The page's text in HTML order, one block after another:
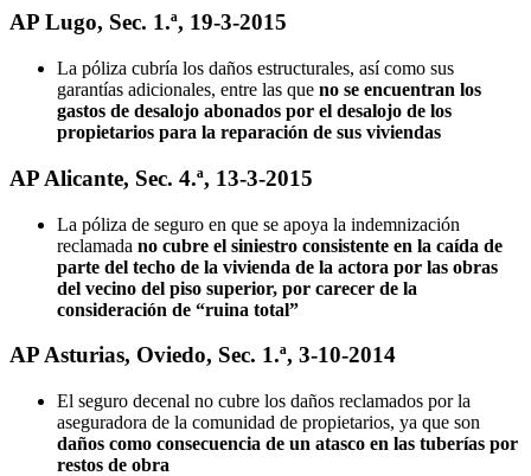
AP Lugo, Sec. 1.ª, 19-3-2015
La póliza cubría los daños estructurales, así como sus
garantías adicionales, entre las que no se encuentran los
gastos de desalojo abonados por el desalojo de los
propietarios para la reparación de sus viviendas
AP Alicante, Sec. 4.ª, 13-3-2015
La póliza de seguro en que se apoya la indemnización
reclamada no cubre el siniestro consistente en la caída de
parte del techo de la vivienda de la actora por las obras
del vecino del piso superior, por carecer de la
consideración de “ruina total”
AP Asturias, Oviedo, Sec. 1.ª, 3-10-2014
El seguro decenal no cubre los daños reclamados por la
aseguradora de la comunidad de propietarios, ya que son
daños como consecuencia de un atasco en las tuberías por
restos de obra